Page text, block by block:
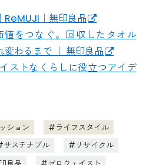
ReMUJI｜無印良品
値をつなぐ。回収したタオル
わるまで ｜ 無印良品
ストなくらしに役立つアイデ
ション
ライフスタイル
サステナブル
リサイクル